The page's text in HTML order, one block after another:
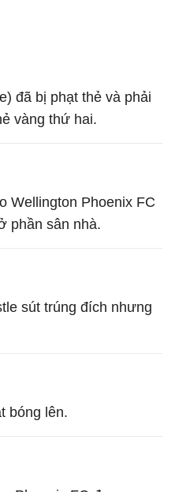
đã bị phạt thẻ và phải
vàng thứ hai.
Wellington Phoenix FC
phần sân nhà.
sút trúng đích nhưng
bóng lên.